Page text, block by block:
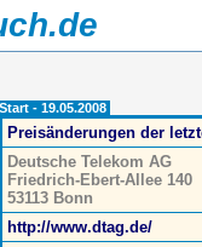
- 19.05.2008
Preisänderungen der
Deutsche Telekom AG
Friedrich-Ebert-Allee 140
53113 Bonn
http://www.dtag.de/